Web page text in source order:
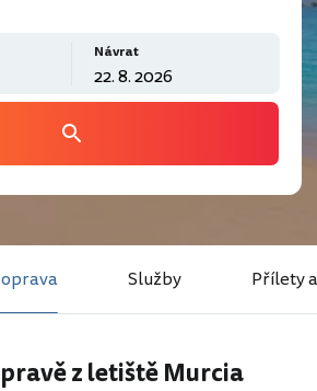
Návrat
Služby Přílety
z letiště Murcia